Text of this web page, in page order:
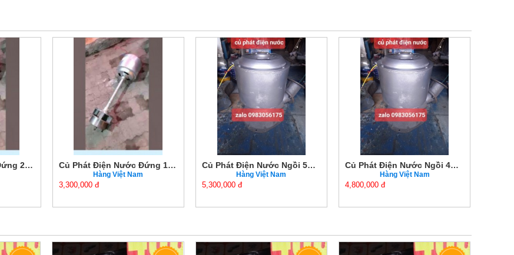
Củ Phát Điện Nước Đứng 2KW Chính Hãng Giá Tốt Củ Phát Điện Nước Đứng 1.5KW Chính Hãng Giá Tốt
Hàng Việt Nam
3,300,000 đ
Củ Phát Điện Nước Ngồi 5KW Chính Hãng Giá Tốt
Hàng Việt Nam
5,300,000 đ
Củ Phát Điện Nước Ngồi 4KW Chính Hãng Giá Tốt
Hàng Việt Nam
4,800,000 đ